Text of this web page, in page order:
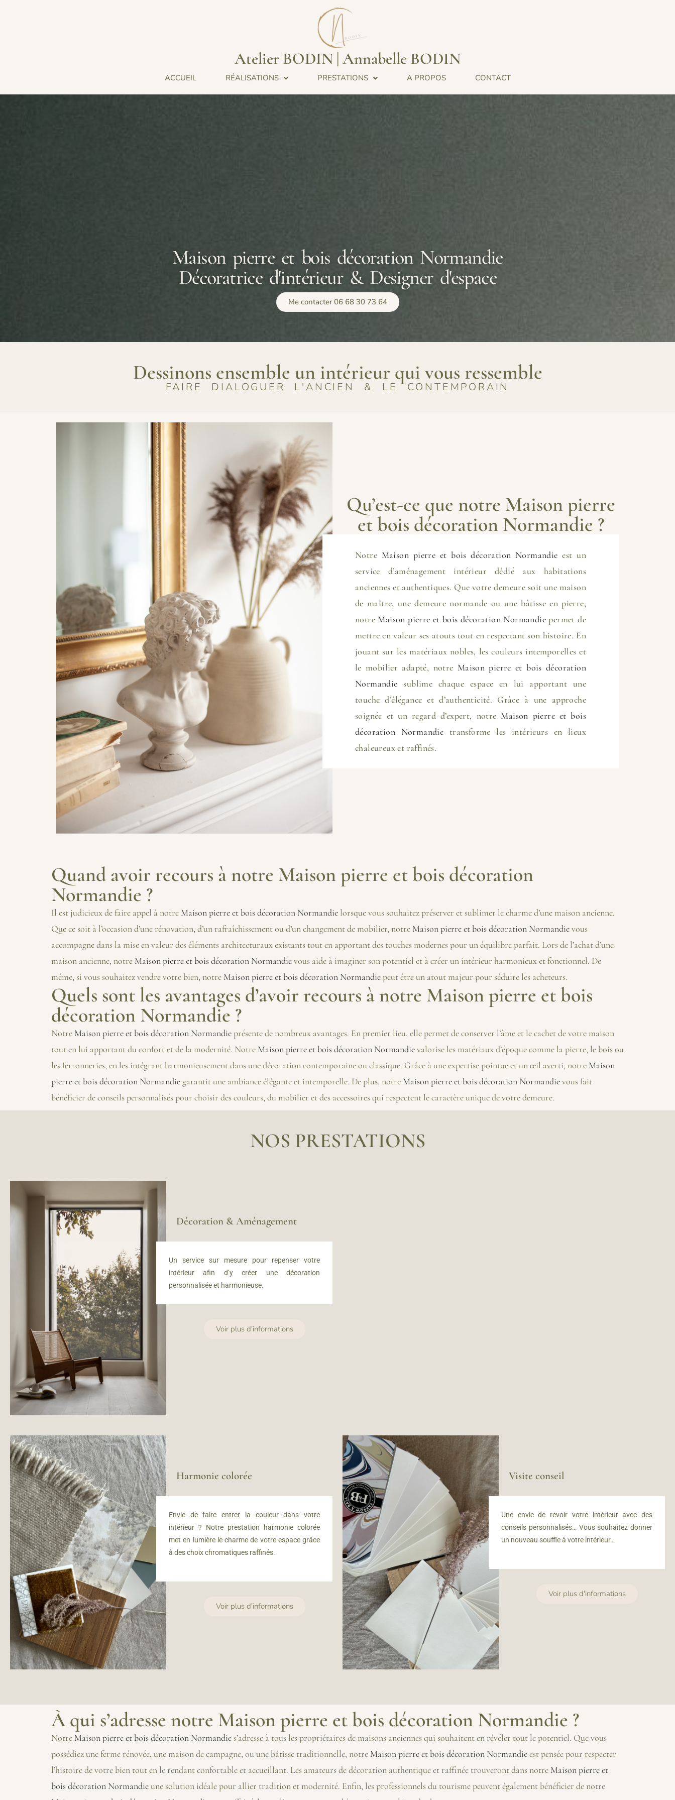
Atelier BODIN | Annabelle BODIN
ACCUEIL RÉALISATIONS PRESTATIONS A PROPOS CONTACT
Maison pierre et bois décoration Normandie
Décoratrice d'intérieur & Designer d'espace
Me contacter 06 68 30 73 64
Dessinons ensemble un intérieur qui vous ressemble
FAIRE DIALOGUER L'ANCIEN & LE CONTEMPORAIN
Qu’est-ce que notre Maison pierre
et bois décoration Normandie ?
Notre Maison pierre et bois décoration Normandie est un
service d’aménagement intérieur dédié aux habitations
anciennes et authentiques. Que votre demeure soit une maison
de maître, une demeure normande ou une bâtisse en pierre,
notre Maison pierre et bois décoration Normandie permet de
mettre en valeur ses atouts tout en respectant son histoire. En
jouant sur les matériaux nobles, les couleurs intemporelles et
le mobilier adapté, notre Maison pierre et bois décoration
Normandie sublime chaque espace en lui apportant une
touche d’élégance et d’authenticité. Grâce à une approche
soignée et un regard d’expert, notre Maison pierre et bois
décoration Normandie transforme les intérieurs en lieux
chaleureux et raffinés.
Quand avoir recours à notre Maison pierre et bois décoration
Normandie ?
Il est judicieux de faire appel à notre Maison pierre et bois décoration Normandie lorsque vous souhaitez préserver et sublimer le charme d’une maison ancienne.
Que ce soit à l’occasion d’une rénovation, d’un rafraîchissement ou d’un changement de mobilier, notre Maison pierre et bois décoration Normandievous
accompagne dans la mise en valeur des éléments architecturaux existants tout en apportant des touches modernes pour un équilibre parfait. Lors de l’achat d’une
maison ancienne, notre Maison pierre et bois décoration Normandievous aide à imaginer son potentiel et à créer un intérieur harmonieux et fonctionnel. De
même, si vous souhaitez vendre votre bien, notre Maison pierre et bois décoration Normandiepeut être un atout majeur pour séduire les acheteurs.
Quels sont les avantages d’avoir recours à notre Maison pierre et bois
décoration Normandie ?
Notre Maison pierre et bois décoration Normandieprésente de nombreux avantages. En premier lieu, elle permet de conserver l’âme et le cachet de votre maison
tout en lui apportant du confort et de la modernité. Notre Maison pierre et bois décoration Normandievalorise les matériaux d’époque comme la pierre, le bois ou
les ferronneries, en les intégrant harmonieusement dans une décoration contemporaine ou classique. Grâce à une expertise pointue et un œil averti, notre Maison
pierre et bois décoration Normandie garantit une ambiance élégante et intemporelle. De plus, notre Maison pierre et bois décoration Normandievous fait
bénéficier de conseils personnalisés pour choisir des couleurs, du mobilier et des accessoires qui respectent le caractère unique de votre demeure.
NOS PRESTATIONS
Décoration & Aménagement
Un service sur mesure pour repenser votre
intérieur afin d’y créer une décoration
personnalisée et harmonieuse.
Voir plus d'informations
Harmonie colorée
Envie de faire entrer la couleur dans votre
intérieur ? Notre prestation harmonie colorée
met en lumière le charme de votre espace grâce
à des choix chromatiques raffinés.
Voir plus d'informations
Visite conseil
Une envie de revoir votre intérieur avec des
conseils personnalisés… Vous souhaitez donner
un nouveau souffle à votre intérieur…
Voir plus d'informations
À qui s’adresse notre Maison pierre et bois décoration Normandie ?
Notre Maison pierre et bois décoration Normandie s’adresse à tous les propriétaires de maisons anciennes qui souhaitent en révéler tout le potentiel. Que vous
possédiez une ferme rénovée, une maison de campagne, ou une bâtisse traditionnelle, notre Maison pierre et bois décoration Normandieest pensée pour respecter
l’histoire de votre bien tout en le rendant confortable et accueillant. Les amateurs de décoration authentique et raffinée trouveront dans notre Maison pierre et
bois décoration Normandieune solution idéale pour allier tradition et modernité. Enfin, les professionnels du tourisme peuvent également bénéficier de notre